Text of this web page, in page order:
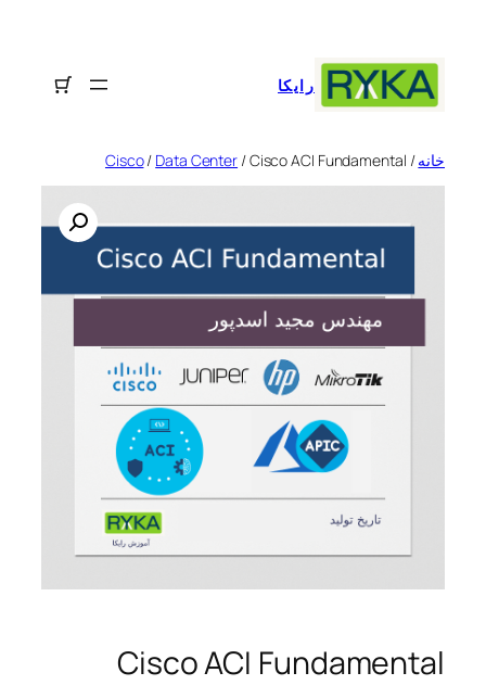
رایکا
خانه/
Cisco/ Data Center / Cisco ACI Fundamental
Cisco ACI Fundamental